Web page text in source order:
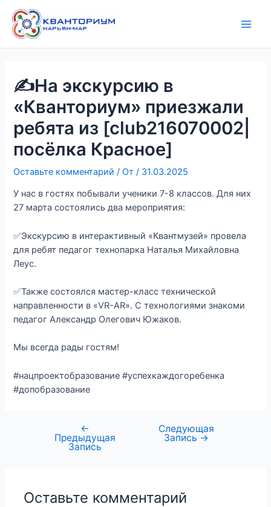
содержимому
✍На экскурсию в
«Кванториум» приезжали
ребята из [club216070002|
посёлка Красное]
Оставьте комментарий / От/ 31.03.2025
У нас в гостях побывали ученики 7-8 классов. Для них
27 марта состоялись два мероприятия:
✅Экскурсию в интерактивный «Квантмузей» провела
для ребят педагог технопарка Наталья Михайловна
Леус.
✅Также состоялся мастер-класс технической
направленности в «VR-AR». С технологиями знакоми
педагог Александр Олегович Южаков.
Мы всегда рады гостям!
#нацпроектобразование #успехкаждогоребенка
#допобразование
по
записям
←
Предыдущая
Запись
Следующая
Запись →
Оставьте комментарий